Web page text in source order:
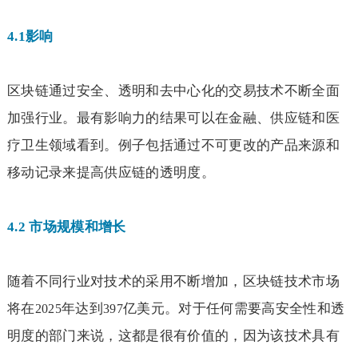
4.1影响
区块链通过安全、透明和去中心化的交易技术不断全面
加强行业。最有影响力的结果可以在金融、供应链和医
疗卫生领域看到。例子包括通过不可更改的产品来源和
移动记录来提高供应链的透明度。
4.2市场规模和增长
随着不同行业对技术的采用不断增加，区块链技术市场
将在2025年达到 397亿美元。对于任何需要高安全性和透
明度的部门来说，这都是很有价值的，因为该技术具有